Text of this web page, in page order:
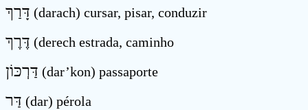
דָּרַךְ (darach) cursar, pisar, conduzir
דֶּרֶךְ (derech estrada, caminho
דַּרְכּוֹן (dar’kon) passaporte
דַּר (dar) pérola